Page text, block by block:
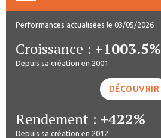
Performances actualisées le 03/05/2026
Croissance : +1003.5%
Depuis sa création en 2001
DÉCOUVRIR
Rendement : +422%
Depuis sa création en 2012